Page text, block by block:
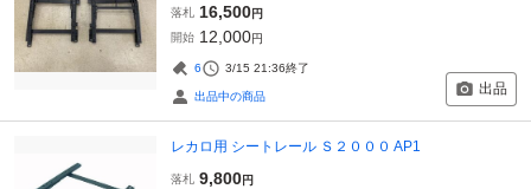
落札 16,500円
開始 12,000円
6 3/15 21:36終了
出品中の商品 出品
レカロ用 シートレール Ｓ２０００ AP1
落札 9,800円